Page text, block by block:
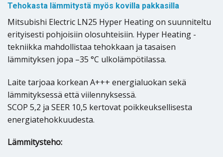
Tehokasta lämmitystä myös kovilla pakkasilla
Mitsubishi Electric LN25 Hyper Heating on suunniteltu
erityisesti pohjoisiin olosuhteisiin. Hyper Heating -
tekniikka mahdollistaa tehokkaan ja tasaisen
lämmityksen jopa –35 °C ulkolämpötilassa.
Laite tarjoaa korkean A+++ energialuokan sekä
lämmityksessä että viilennyksessä.
SCOP 5,2 ja SEER 10,5 kertovat poikkeuksellisesta
energiatehokkuudesta.
Lämmitysteho: